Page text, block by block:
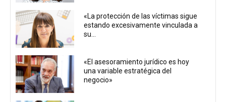
«La protección de las víctimas sigue
estando excesivamente vinculada a
su...
«El asesoramiento jurídico es hoy
una variable estratégica del
negocio»